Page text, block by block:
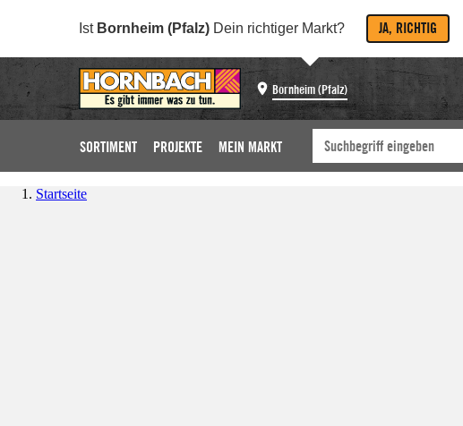
Ist Bornheim (Pfalz) Dein richtiger Markt? JA, RICHTIG
Bornheim (Pfalz)
SORTIMENT PROJEKTE MEIN MARKT
Startseite